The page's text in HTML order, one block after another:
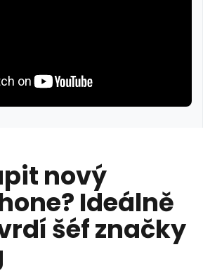
nový
Ideálně
šéf značky